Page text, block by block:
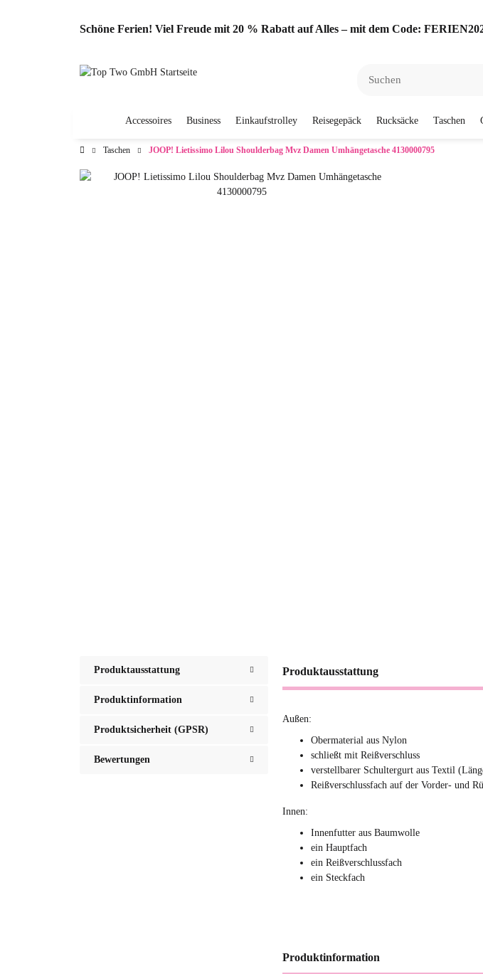
Schöne Ferien! Viel Freude mit 20 % Rabatt auf Alles – mit dem Code:
Accessoires Business Einkaufstrolley Reisegepäck Rucksäcke Taschen
Taschen JOOP! Lietissimo Lilou Shoulderbag Mvz Damen Umhängetasche 4130000795
Produktausstattung
Produktinformation
Produktsicherheit (GPSR)
Bewertungen
Produktausstattung
Außen:
Obermaterial aus Nylon
schließt mit Reißverschluss
verstellbarer Schultergurt aus Textil
Reißverschlussfach auf der Vorder- und
Innen:
Innenfutter aus Baumwolle
ein Hauptfach
ein Reißverschlussfach
ein Steckfach
Produktinformation